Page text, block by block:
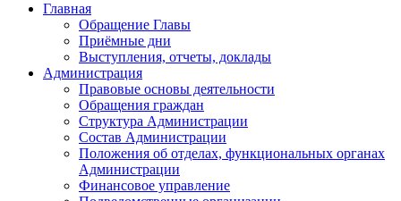
Главная
Обращение Главы
Приёмные дни
Выступления, отчеты, доклады
Администрация
Правовые основы деятельности
Обращения граждан
Структура Администрации
Состав Администрации
Положения об отделах, функциональных органах
Администрации
Финансовое управление